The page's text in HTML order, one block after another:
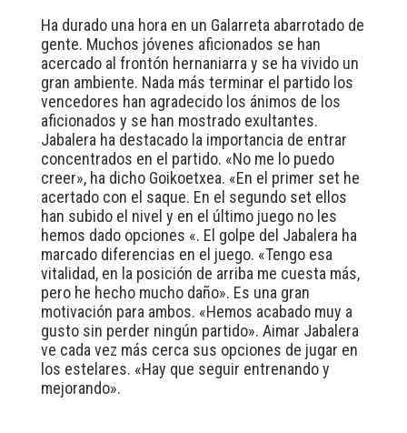
Ha durado una hora en un Galarreta abarrotado de
gente. Muchos jóvenes aficionados se han
acercado al frontón hernaniarra y se ha vivido un
gran ambiente. Nada más terminar el partido los
vencedores han agradecido los ánimos de los
aficionados y se han mostrado exultantes.
Jabalera ha destacado la importancia de entrar
concentrados en el partido. «No me lo puedo
creer», ha dicho Goikoetxea. «En el primer set he
acertado con el saque. En el segundo set ellos
han subido el nivel y en el último juego no les
hemos dado opciones «. El golpe del Jabalera ha
marcado diferencias en el juego. «Tengo esa
vitalidad, en la posición de arriba me cuesta más,
pero he hecho mucho daño». Es una gran
motivación para ambos. «Hemos acabado muy a
gusto sin perder ningún partido». Aimar Jabalera
ve cada vez más cerca sus opciones de jugar en
los estelares. «Hay que seguir entrenando y
mejorando».